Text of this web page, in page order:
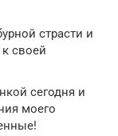
страсти и
своей
сегодня и
моего